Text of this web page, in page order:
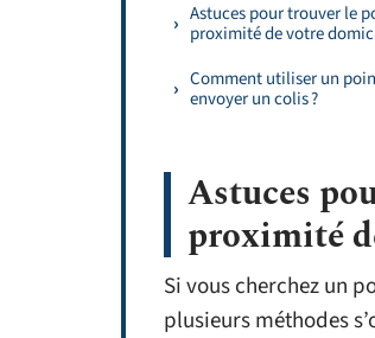
Astuces pour trouver le
proximité de votre
Comment utiliser un
envoyer un colis ?
Astuces
proximité
Si vous cherchez un
plusieurs méthodes